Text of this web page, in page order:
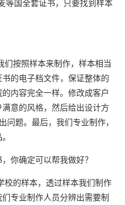
等国全套证书，只要找到样本
们按照样本来制作，样本相当
的电子档文件，保证整体的
内容完全一样。修改成客户
意的风格，然后给出设计方
题。最后，我们专业制作，
你确定可以帮我做好？
校的样本，透过样本我们制作
专业制作人员分辨出需要制